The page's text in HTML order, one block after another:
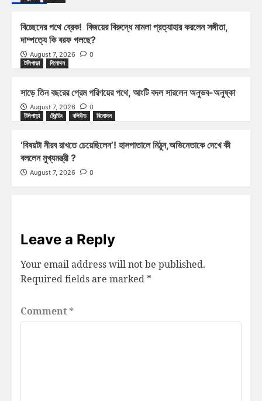
বিচ্ছেদের পথে ব্রেক! বিজয়ের বিরুদ্ধে মামলা প্রত্যাহার করলেন সঙ্গীতা,
দাম্পত্যে কি বরফ গলছে?
August 7, 2026
0
টলিপাড়া
বিনোদন
সাড়ে তিন বছরের প্রেম পরিণয়ের পথে, আংটি বদল সারলেন অনুভব-অনুষ্কা
August 7, 2026
0
টলিপাড়া
ট্রেন্ডিং বলিউড বিনোদন
‘বিষয়টা নীরব রাখতে চেয়েছিলেন’! হাসপাতালে মিঠুন,অভিনেতাকে দেখে কী
বললেন মুখ্যমন্ত্রী ?
August 7, 2026 0
Leave a Reply
Your email address will not be published.
Required fields are marked *
Comment *